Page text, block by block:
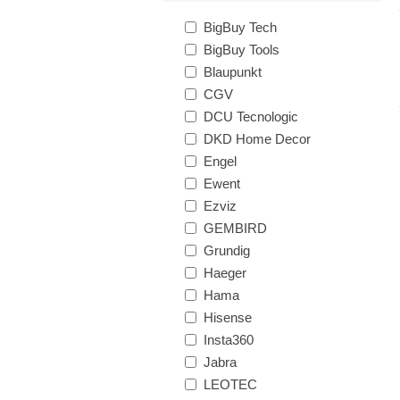
BigBuy Tech
BigBuy Tools
Blaupunkt
CGV
DCU Tecnologic
DKD Home Decor
Engel
Ewent
Ezviz
GEMBIRD
Grundig
Haeger
Hama
Hisense
Insta360
Jabra
LEOTEC